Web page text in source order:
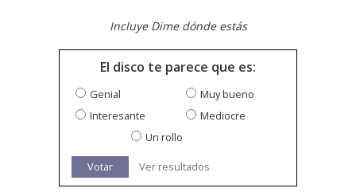
Incluye Dime dónde estás
El disco te parece que es:
Genial
Muy bueno
Interesante
Mediocre
Un rollo
Votar Ver resultados